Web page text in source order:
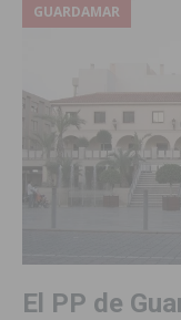
GUARDAMAR
El PP de